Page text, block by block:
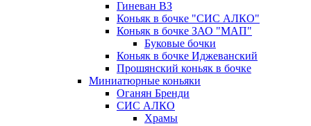
Гиневан ВЗ
Коньяк в бочке "СИС АЛКО"
Коньяк в бочке ЗАО "МАП"
Буковые бочки
Коньяк в бочке Иджеванский
Прошянский коньяк в бочке
Миниатюрные коньяки
Оганян Бренди
СИС АЛКО
Храмы